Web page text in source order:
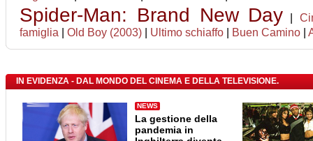
Spider-Man: Brand New Day
famiglia
Old Boy (2003) Ultimo schiaffo Buen Camino
IN EVIDENZA - DAL MONDO DEL CINEMA E DELLA TELEVISIONE.
NEWS
La gestione della
pandemia in